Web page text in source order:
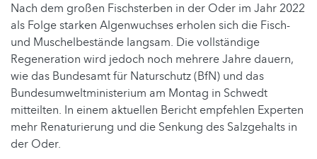
Nach dem großen Fischsterben in der Oder im Jahr 2022
als Folge starken Algenwuchses erholen sich die Fisch-
und Muschelbestände langsam. Die vollständige
Regeneration wird jedoch noch mehrere Jahre dauern,
wie das Bundesamt für Naturschutz (BfN) und das
Bundesumweltministerium am Montag in Schwedt
mitteilten. In einem aktuellen Bericht empfehlen Experten
mehr Renaturierung und die Senkung des Salzgehalts in
der Oder.